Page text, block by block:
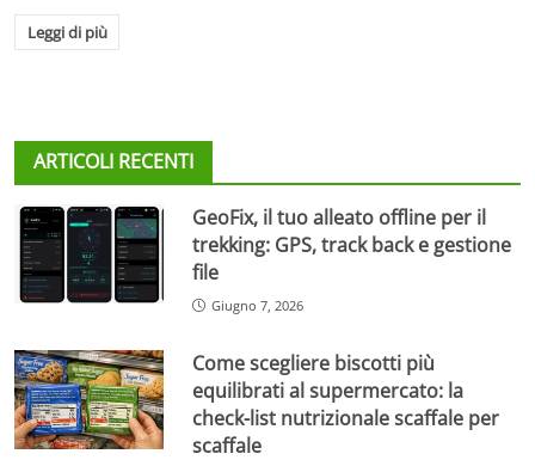
Leggi di più
ARTICOLI RECENTI
GeoFix, il tuo alleato offline per il
trekking: GPS, track back e gestione
file
Giugno 7, 2026
Come scegliere biscotti più
equilibrati al supermercato: la
check-list nutrizionale scaffale per
scaffale